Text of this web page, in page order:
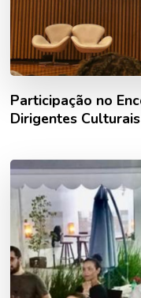
Participação no
Dirigentes